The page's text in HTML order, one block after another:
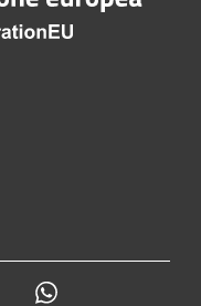
Telegram